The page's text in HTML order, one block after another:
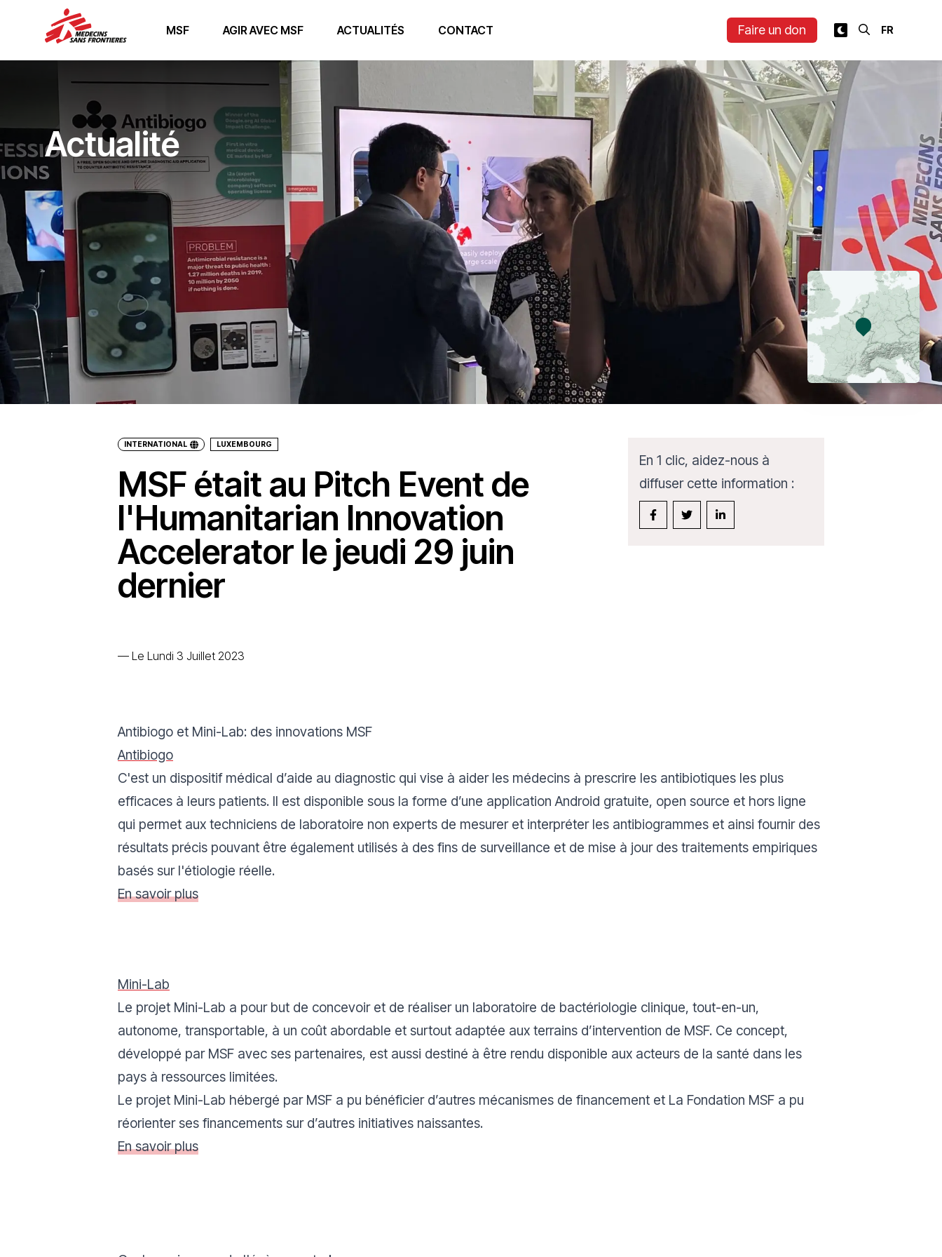
MSF AGIR AVEC MSF ACTUALITÉS CONTACT Faire un don
Actualité
INTERNATIONAL LUXEMBOURG
MSF était au Pitch Event de
l'Humanitarian Innovation
Accelerator le jeudi 29 juin
dernier
— Le Lundi 3 Juillet 2023
En 1 clic, aidez-nous à
diffuser cette information :
Antibiogo et Mini-Lab: des innovations MSF
Antibiogo
C'est un dispositif médical d’aide au diagnostic qui vise à aider les médecins à prescrire les antibiotiques les plus
efficaces à leurs patients. Il est disponible sous la forme d’une application Android gratuite, open source et hors ligne
qui permet aux techniciens de laboratoire non experts de mesurer et interpréter les antibiogrammes et ainsi fournir des
résultats précis pouvant être également utilisés à des fins de surveillance et de mise à jour des traitements empiriques
basés sur l'étiologie réelle.
En savoir plus
Mini-Lab
Le projet Mini-Lab a pour but de concevoir et de réaliser un laboratoire de bactériologie clinique, tout-en-un,
autonome, transportable, à un coût abordable et surtout adaptée aux terrains d’intervention de MSF. Ce concept,
développé par MSF avec ses partenaires, est aussi destiné à être rendu disponible aux acteurs de la santé dans les
pays à ressources limitées.
Le projet Mini-Lab hébergé par MSF a pu bénéficier d’autres mécanismes de financement et La Fondation MSF a pu
réorienter ses financements sur d’autres initiatives naissantes.
En savoir plus